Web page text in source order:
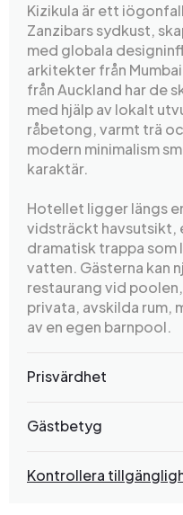
Kizikula är ett
Zanzibars sydkust,
med globala
arkitekter från
från Auckland har de
med hjälp av lokalt
råbetong, varmt trä
modern minimalism
karaktär.
Hotellet ligger längs
vidsträckt havsutsikt,
dramatisk trappa
vatten. Gästerna kan
restaurang vid
privata, avskilda rum,
av en egen barnpool.
Prisvärdhet
Gästbetyg
Kontrollera